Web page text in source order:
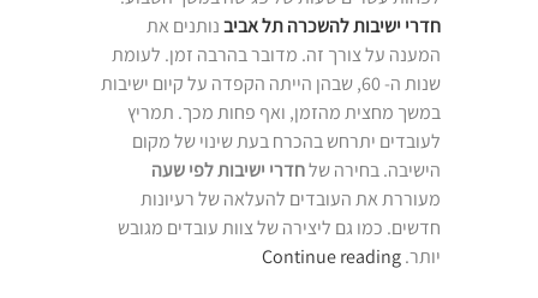
חדרי ישיבות להשכרה תל אביבנותנים את
המענה על צורך זה. מדובר בהרבה זמן. לעומת
שנות ה- 60, שבהן הייתה הקפדה על קיום ישיבות
במשך מחצית מהזמן, ואף פחות מכך. תמריץ
לעובדים יתרחש בהכרח בעת שינוי של מקום
הישיבה. בחירה שלחדרי ישיבות לפי שעה
מעוררת את העובדים להעלאה של רעיונות
חדשים. כמו גם ליצירה של צוות עובדים מגובש
יותר. Continue reading“חדרי